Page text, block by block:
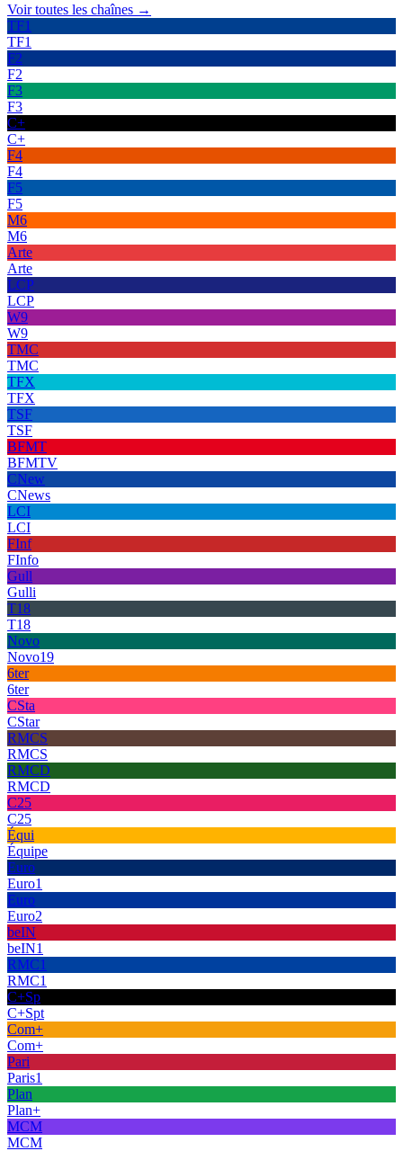
Voir toutes les chaînes →
TF1
TF1
F2
F2
F3
F3
C+
C+
F4
F4
F5
F5
M6
M6
Arte
Arte
LCP
LCP
W9
W9
TMC
TMC
TFX
TFX
TSF
TSF
BFMT
BFMTV
CNew
CNews
LCI
LCI
FInf
FInfo
Gull
Gulli
T18
T18
Novo
Novo19
6ter
6ter
CSta
CStar
RMCS
RMCS
RMCD
RMCD
C25
C25
Équi
Équipe
Euro
Euro1
Euro
Euro2
beIN
beIN1
RMC1
RMC1
C+Sp
C+Spt
Com+
Com+
Pari
Paris1
Plan
Plan+
MCM
MCM